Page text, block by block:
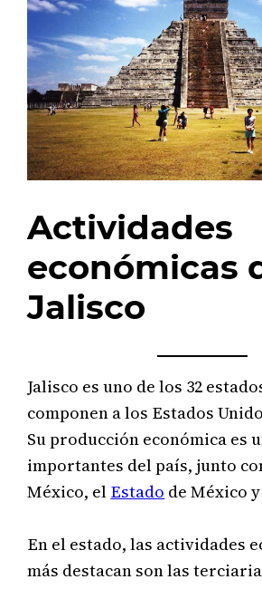
Actividades
económicas
Jalisco
Jalisco es uno de los 32
componen a los Estados
Su producción económica es
importantes del país, junto
México, el Estado de México
En el estado, las actividades
más destacan son las